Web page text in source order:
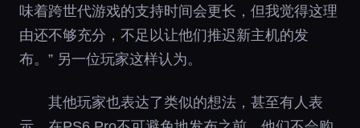
味着跨世代游戏的支持时间会更长，但我觉得这理
由还不够充分，不足以让他们推迟新主机的发
布。” 另一位玩家这样认为。
其他玩家也表达了类似的想法，甚至有人表